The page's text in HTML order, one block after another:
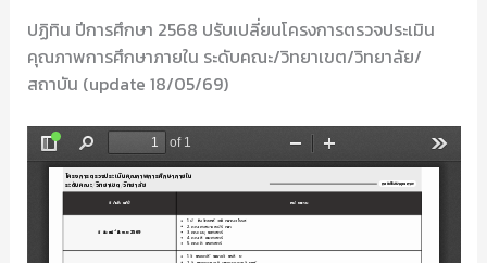
ปฏิทิน ปีการศึกษา 2568 ปรับเปลี่ยนโครงการตรวจประเมิน
คุณภาพการศึกษาภายใน ระดับคณะ/วิทยาเขต/วิทยาลัย/
สถาบัน (update 18/05/69)